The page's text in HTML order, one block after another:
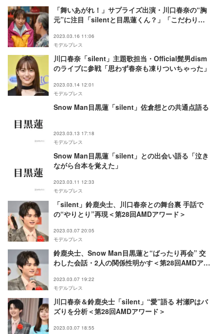
「舞いあがれ！」サプライズ出演・川口春奈の“胸
元”に注目「silentと目黒蓮くん？」「こだわりが
2023.03.16 11:06
モデルプレス
川口春奈「silent」主題歌担当・Official髭男dism
のライブに参戦「思わず春奈も凍りついちゃった」
2023.03.14 12:01
モデルプレス
Snow Man目黒蓮「silent」佐倉想との共通点語る
2023.03.13 17:18
モデルプレス
Snow Man目黒蓮「silent」との出会い語る「泣き
ながら台本を覚えた」
2023.03.11 12:33
モデルプレス
「silent」鈴鹿央士、川口春奈との舞台裏 手話で
の“やりとり”再現＜第28回AMDアワード＞
2023.03.07 20:05
モデルプレス
鈴鹿央士、Snow Man目黒蓮と“ばったり再会” 交
わした会話・2人の関係性明かす＜第28回AMDアワ
2023.03.07 19:22
モデルプレス
川口春奈＆鈴鹿央士「silent」“愛”語る 村瀬Pはバ
ズりを分析＜第28回AMDアワード＞
2023.03.07 18:55